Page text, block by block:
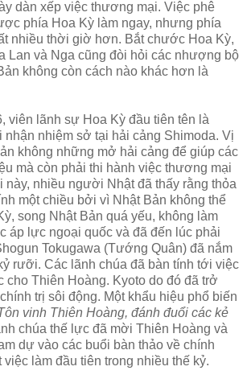
dàn xếp việc thương mại. Việc phê
phía Hoa Kỳ làm ngay, nhưng phía
nhiều thời giờ hơn. Bắt chước Hoa Kỳ,
Lan và Nga cũng đòi hỏi các nhượng bộ
không còn cách nào khác hơn là
viên lãnh sự Hoa Kỳ đầu tiên tên là
nhận nhiệm sở tại hải cảng Shimoda. Vị
không những mở hải cảng để giúp các
mà còn phải thi hành việc thương mại
này, nhiều người Nhật đã thấy rằng thỏa
một chiều bởi vì Nhật Bản không thể
song Nhật Bản quá yếu, không làm
áp lực ngoại quốc và đã đến lúc phải
Tokugawa (Tướng Quân) đã nắm
rưỡi. Các lãnh chúa đã bàn tính tới việc
cho Thiên Hoàng. Kyoto do đó đã trở
trị sôi động. Một khẩu hiệu phổ biến
vinh Thiên Hoàng, đánh đuổi các kẻ
chúa thế lực đã mời Thiên Hoàng và
dự vào các buổi bàn thảo về chính
việc làm đầu tiên trong nhiều thế kỷ.